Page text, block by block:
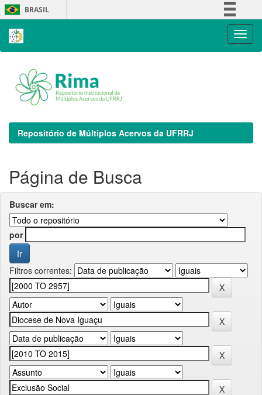
Skip
navigation
BRASIL
Repositório de Múltiplos Acervos da UFRRJ
Página de Busca
Buscar em:
por
Filtros correntes: